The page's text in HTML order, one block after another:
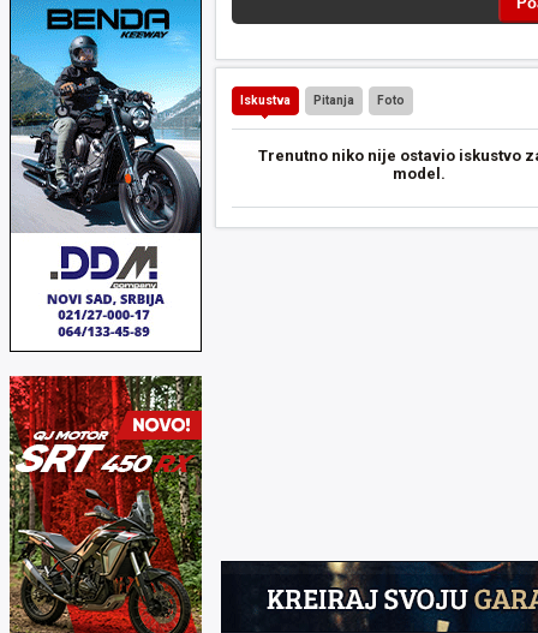
Iskustva Pitanja Foto
Trenutno niko nije ostavio iskustvo
model.